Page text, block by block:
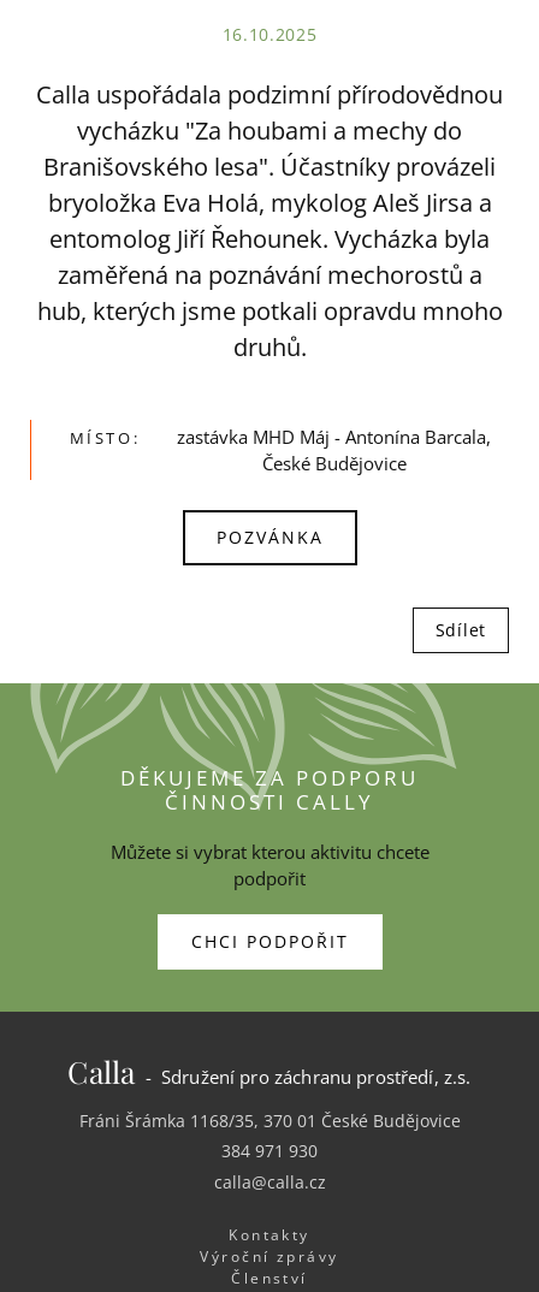
16.10.2025
Calla uspořádala podzimní přírodovědnou
vycházku "Za houbami a mechy do
Branišovského lesa". Účastníky provázeli
bryoložka Eva Holá, mykolog Aleš Jirsa a
entomolog Jiří Řehounek. Vycházka byla
zaměřená na poznávání mechorostů a
hub, kterých jsme potkali opravdu mnoho
druhů.
MÍSTO:
zastávka MHD Máj - Antonína Barcala,
České Budějovice
POZVÁNKA
Sdílet
DĚKUJEME ZA PODPORU
ČINNOSTI CALLY
Můžete si vybrat kterou aktivitu chcete
podpořit
CHCI PODPOŘIT
Calla- Sdružení pro záchranu prostředí, z.s.
Fráni Šrámka 1168/35, 370 01 České Budějovice
384 971 930
calla@calla.cz
Kontakty
Výroční zprávy
Členství